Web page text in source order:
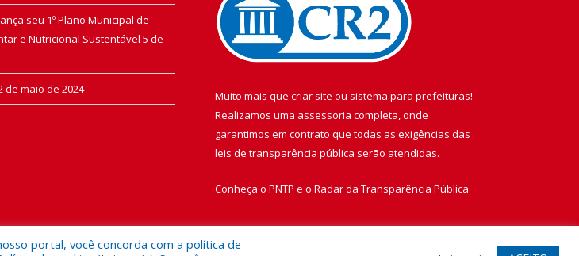
seu 1º Plano Municipal de
e Nutricional Sustentável 5 de
de maio de 2024 Muito mais que criar site ou sistema para prefeituras!
Realizamos uma assessoria completa, onde
garantimos em contrato que todas as exigências das
leis de transparência pública serão atendidas.
Conheça o PNTP e o Radar da Transparência Pública
portal, você concorda com a política de